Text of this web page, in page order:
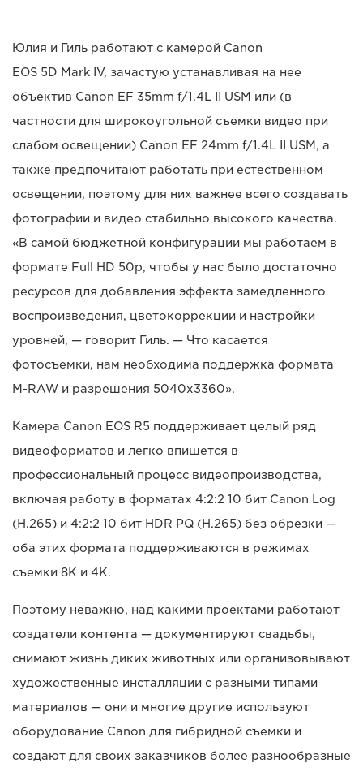
Юлия и Гиль работают с камерой Canon
EOS 5D Mark IV, зачастую устанавливая на нее
объектив Canon EF 35mm f/1.4L II USM или (в
частности для широкоугольной съемки видео при
слабом освещении) Canon EF 24mm f/1.4L II USM, а
также предпочитают работать при естественном
освещении, поэтому для них важнее всего создавать
фотографии и видео стабильно высокого качества.
«В самой бюджетной конфигурации мы работаем в
формате Full HD 50p, чтобы у нас было достаточно
ресурсов для добавления эффекта замедленного
воспроизведения, цветокоррекции и настройки
уровней, — говорит Гиль. — Что касается
фотосъемки, нам необходима поддержка формата
M-RAW и разрешения 5040x3360».
Камера Canon EOS R5 поддерживает целый ряд
видеоформатов и легко впишется в
профессиональный процесс видеопроизводства,
включая работу в форматах 4:2:2 10 бит Canon Log
(H.265) и 4:2:2 10 бит HDR PQ (H.265) без обрезки —
оба этих формата поддерживаются в режимах
съемки 8K и 4K.
Поэтому неважно, над какими проектами работают
создатели контента — документируют свадьбы,
снимают жизнь диких животных или организовывают
художественные инсталляции с разными типами
материалов — они и многие другие используют
оборудование Canon для гибридной съемки и
создают для своих заказчиков более разнообразные